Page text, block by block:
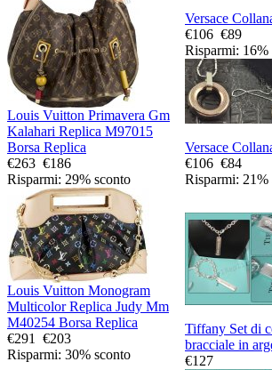
Louis Vuitton Primavera Gm
Kalahari Replica M97015
Borsa Replica
€263 €186
Risparmi: 29% sconto
Louis Vuitton Monogram
Multicolor Replica Judy Mm
M40254 Borsa Replica
€291
€203
Risparmi: 30% sconto
Versace
€106 €89
Risparmi: 16%
Versace
€106 €84
Risparmi: 21%
Tiffany Set di
bracciale in
€127